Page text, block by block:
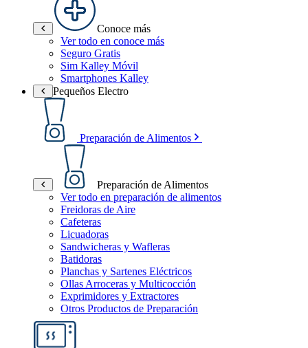
Conoce más
Ver todo en conoce más
Seguro Gratis
Sim Kalley Móvil
Smartphones Kalley
Pequeños Electro
Preparación de Alimentos
Preparación de Alimentos
Ver todo en preparación de alimentos
Freidoras de Aire
Cafeteras
Licuadoras
Sandwicheras y Wafleras
Batidoras
Planchas y Sartenes Eléctricos
Ollas Arroceras y Multicocción
Exprimidores y Extractores
Otros Productos de Preparación